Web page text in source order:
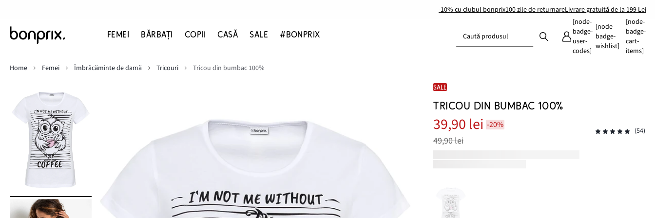
-10% cu clubul bonprix100 zile de returnareLivrare gratuită de la 199 Lei
FEMEI BĂRBAŢI COPII CASĂ SALE #BONPRIX Caută produsul
[node-
badge-
user-
codes]
[node-
badge-
wishlist]
[node-
badge-
cart-
items]
Home
Femei Îmbrăcăminte de damă Tricouri Tricou din bumbac 100%
SALE
TRICOU DIN BUMBAC 100%
39,90 lei -20%
49,90 lei
(54)